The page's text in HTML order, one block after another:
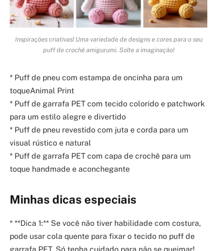
Inspirações criativas! Uma variedade de designs e cores para o seu
puff de crochê amigurumi. Solte a imaginação!
* Puff de pneu com estampa de oncinha para um
toqueAnimal Print
* Puff de garrafa PET com tecido colorido e patchwork
para um estilo alegre e divertido
* Puff de pneu revestido com juta e corda para um
visual rústico e natural
* Puff de garrafa PET com capa de crochê para um
toque handmade e aconchegante
Minhas dicas especiais
* **Dica 1:** Se você não tiver habilidade com costura,
pode usar cola quente para fixar o tecido no puff de